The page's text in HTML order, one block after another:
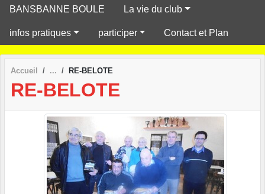
BANSBANNE BOULE La vie du club
infos pratiques participer Contact et Plan
Accueil RE-BELOTE
RE-BELOTE